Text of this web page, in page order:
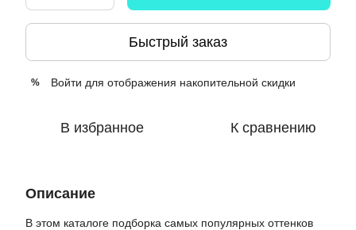
Быстрый заказ
% Войти для отображения накопительной скидки
В избранное К сравнению
Описание
В этом каталоге подборка самых популярных оттенков